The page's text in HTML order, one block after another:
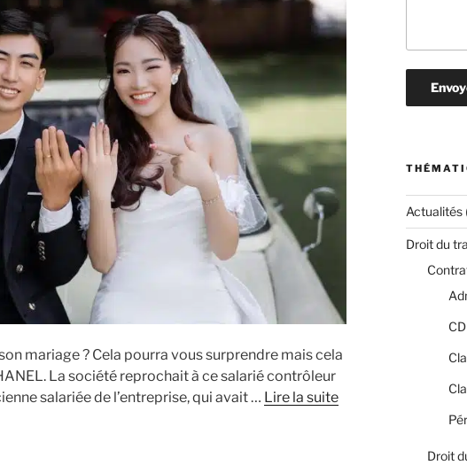
mariage ? Cela pourra vous surprendre mais cela
La société reprochait à ce salarié contrôleur
salariée de l’entreprise, qui avait … Lire la suite
Actualités
Droit du
Droit